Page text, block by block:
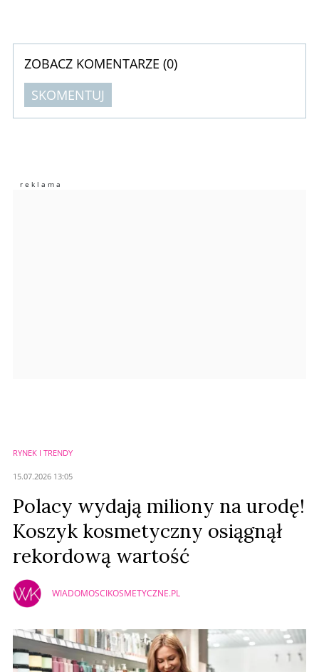
ZOBACZ KOMENTARZE (0)
SKOMENTUJ
Imię (Wymagane)
RYNEK I TRENDY
15.07.2026 13:05
Polacy wydają miliony na urodę!
Koszyk kosmetyczny osiągnął
rekordową wartość
WIADOMOSCIKOSMETYCZNE.PL